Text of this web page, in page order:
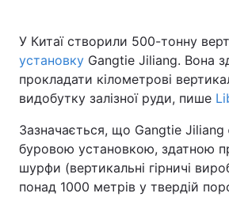
У Китаї створили 500-тонну
установку Gangtie Jiliang. Вона
прокладати кілометрові
видобутку залізної руди, пише
Зазначається, що Gangtie Jiliang
буровою установкою, здатною
шурфи (вертикальні гірничі
понад 1000 метрів у твердій